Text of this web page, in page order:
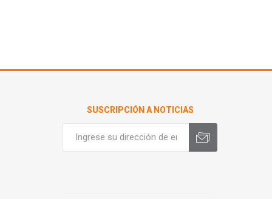
SUSCRIPCIÓN A NOTICIAS